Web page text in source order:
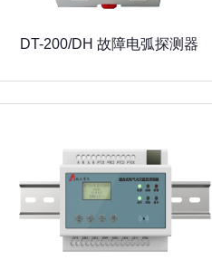
DT-200/DH 故障电弧探测器